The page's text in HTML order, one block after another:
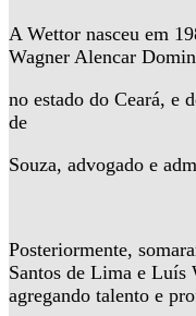
A Wettor nasceu em
Wagner Alencar
no estado do Ceará, e
de
Souza, advogado e
Posteriormente,
Santos de Lima e Luís
agregando talento e